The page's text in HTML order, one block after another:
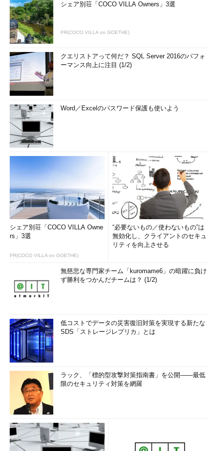
シェア別荘「COCO VILLA Owners」3選
PR(COCO VILLA on GOETHE)
クエリストアって何だ？ SQL Server 2016のパフォ
ーマンス向上に注目 (1/2)
Word／Excelのパスワード保護も使いよう
シェア別荘「COCO VILLA Owne
rs」3選
PR(COCO VILLA on GOETHE)
“必要ないもの／使わないもの”は
無効化し、クライアントのセキュ
リティを向上させる
無慈悲な専門家チーム「kuromame6」の暗躍に負け
ず勝利をつかんだチームは？ (1/2)
低コストでデータの災害復旧対策を実現する新たな
SDS「ストレージレプリカ」とは
ラック、「標的型攻撃対策指南書」を公開――最低
限のセキュリティ対策を網羅